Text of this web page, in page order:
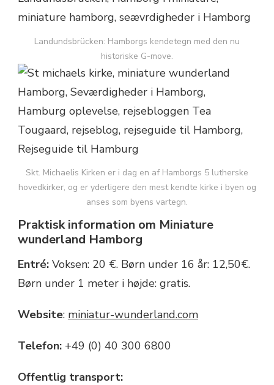
Landundsbrücken: Hamborgs kendetegn med den nu
historiske G-move.
Skt. Michaelis Kirken er i dag en af Hamborgs 5 lutherske
hovedkirker, og er yderligere den mest kendte kirke i byen og
anses som byens vartegn.
Praktisk information om Miniature
wunderland Hamborg
Entré: Voksen: 20 €. Børn under 16 år: 12,50€.
Børn under 1 meter i højde: gratis.
Website: miniatur-wunderland.com
Telefon: +49 (0) 40 300 6800
Offentlig transport: